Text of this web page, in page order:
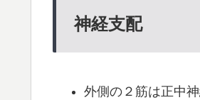
神経支配
外側の２筋は正中